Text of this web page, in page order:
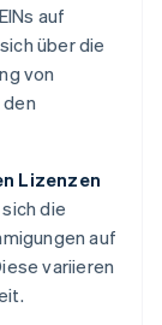
auf
über die
von
Lizenzen
die
auf
variieren